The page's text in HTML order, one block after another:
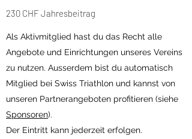
230 CHF Jahresbeitrag
Als Aktivmitglied hast du das Recht alle
Angebote und Einrichtungen unseres Vereins
zu nutzen. Ausserdem bist du automatisch
Mitglied bei Swiss Triathlon und kannst von
unseren Partnerangeboten profitieren (siehe
Sponsoren).
Der Eintritt kann jederzeit erfolgen.